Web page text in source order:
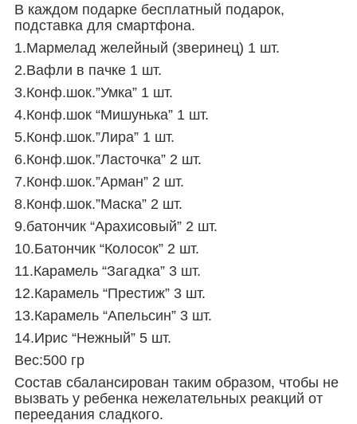
В каждом подарке бесплатный подарок,
подставка для смартфона.
1.Мармелад желейный (зверинец) 1 шт.
2.Вафли в пачке 1 шт.
3.Конф.шок.”Умка” 1 шт.
4.Конф.шок “Мишунька” 1 шт.
5.Конф.шок.”Лира” 1 шт.
6.Конф.шок.”Ласточка” 2 шт.
7.Конф.шок.”Арман” 2 шт.
8.Конф.шок.”Маска” 2 шт.
9.батончик “Арахисовый” 2 шт.
10.Батончик “Колосок” 2 шт.
11.Карамель “Загадка” 3 шт.
12.Карамель “Престиж” 3 шт.
13.Карамель “Апельсин” 3 шт.
14.Ирис “Нежный” 5 шт.
Вес:500 гр
Состав сбалансирован таким образом, чтобы не
вызвать у ребенка нежелательных реакций от
переедания сладкого.